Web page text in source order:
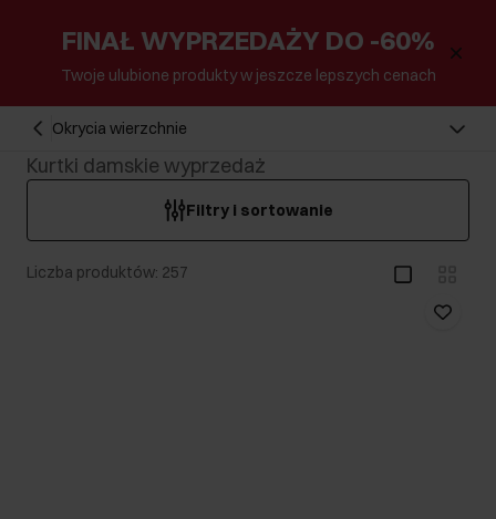
FINAŁ WYPRZEDAŻY DO -60%
Twoje ulubione produkty w jeszcze lepszych cenach
Okrycia wierzchnie
Kurtki damskie wyprzedaż
Filtry i sortowanie
Liczba produktów: 257